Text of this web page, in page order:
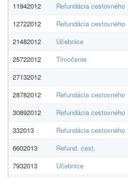
11942012
Refundácia cestovného
12722012
Refundácia cestovného
21482012
Učebnice
25722012
Tlmočenie
27132012
28782012
Refundácia cestovného
30892012
Refundácia cestovného
332013
Refundácia cestovného
6602013
Refund. cest.
7932013
Učebnice